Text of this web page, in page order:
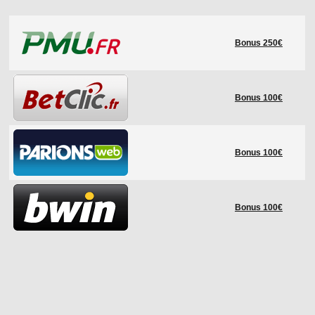
LES STADES
HISTORIQUE
COUPE DES CONFÉDÉRATIONS
Bonus 250€
Bonus 100€
Bonus 100€
Bonus 100€